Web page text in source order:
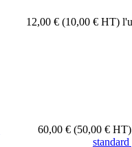
12,00 € (10,00 € HT)
60,00 € (50,00 €